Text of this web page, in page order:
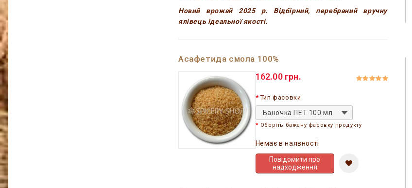
Новий врожай 2025 р. Відбірний, перебраний вручну
ялівець ідеальної якості.
Асафетида смола 100%
162.00 грн.
Тип фасовки
Баночка ПЕТ 100 мл
Оберіть бажану фасовку продукту
Немає в наявності
Повідомити про
надходження